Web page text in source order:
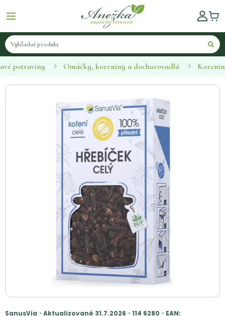
potraviny Omáčky, koreniny a dochucovadlá
SanusVia・Aktualizované 31.7.2026・114 6280・EAN: